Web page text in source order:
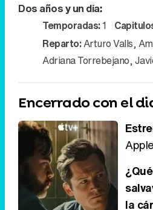
Dos años y un día:
Temporadas:1
Reparto:Arturo Valls,
Adriana Torrebejano,
Encerrado con el
la